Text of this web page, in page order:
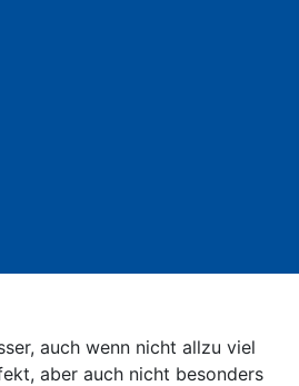
auch wenn nicht allzu viel
aber auch nicht besonders